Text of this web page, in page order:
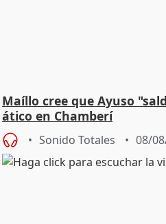
Maíllo cree que Ayuso
ático en Chamberí
Sonido Totales 08/